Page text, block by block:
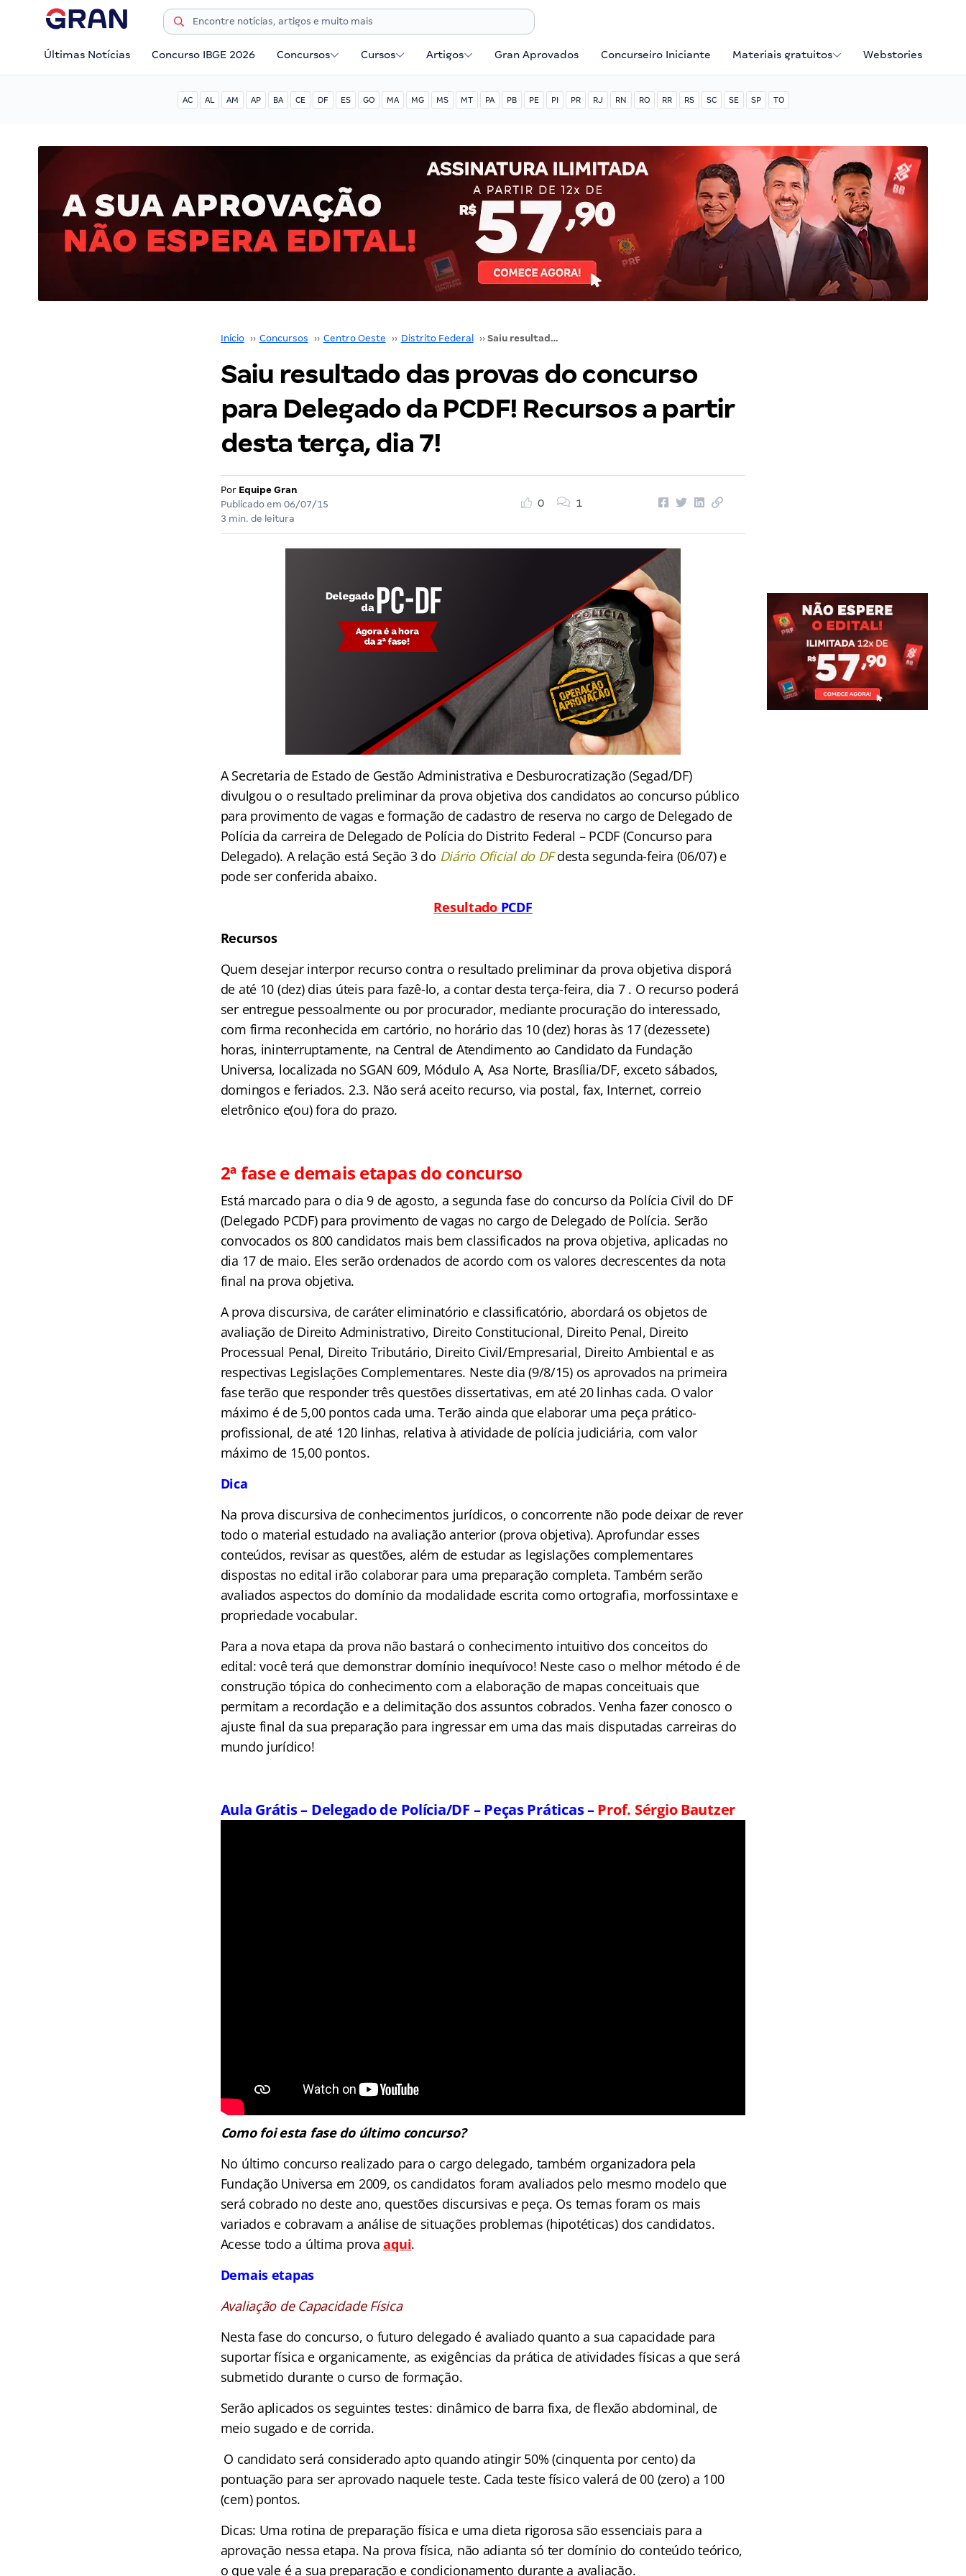
Últimas Notícias Concurso IBGE 2026 Concursos Cursos Artigos Gran Aprovados Concurseiro Iniciante Materiais gratuitos Webstories
AC AL AM AP BA CE DF ES GO MA MG MS MT PA PB PE PI PR RJ RN RO RR RS SC SE SP TO
Início ›› Concursos ›› Centro Oeste ›› Distrito Federal ›› Saiu resultado das provas do concurso para Delegado da PCDF! Recursos a partir desta terça, dia 7!
Saiu resultado das provas do concurso
para Delegado da PCDF! Recursos a partir
desta terça, dia 7!
Por Equipe Gran
Publicado em 06/07/15
3 min. de leitura
0 1
A Secretaria de Estado de Gestão Administrativa e Desburocratização (Segad/DF)
divulgou o o resultado preliminar da prova objetiva dos candidatos ao concurso público
para provimento de vagas e formação de cadastro de reserva no cargo de Delegado de
Polícia da carreira de Delegado de Polícia do Distrito Federal – PCDF (Concurso para
Delegado). A relação está Seção 3 do Diário Oficial do DF desta segunda-feira (06/07) e
pode ser conferida abaixo.
ResultadoPCDF
Recursos
Quem desejar interpor recurso contra o resultado preliminar da prova objetiva disporá
de até 10 (dez) dias úteis para fazê-lo, a contar desta terça-feira, dia 7 . O recurso poderá
ser entregue pessoalmente ou por procurador, mediante procuração do interessado,
com firma reconhecida em cartório, no horário das 10 (dez) horas às 17 (dezessete)
horas, ininterruptamente, na Central de Atendimento ao Candidato da Fundação
Universa, localizada no SGAN 609, Módulo A, Asa Norte, Brasília/DF, exceto sábados,
domingos e feriados. 2.3. Não será aceito recurso, via postal, fax, Internet, correio
eletrônico e(ou) fora do prazo.
2ª fase e demais etapas do concurso
Está marcado para o dia 9 de agosto, a segunda fase do concurso da Polícia Civil do DF
(Delegado PCDF) para provimento de vagas no cargo de Delegado de Polícia. Serão
convocados os 800 candidatos mais bem classificados na prova objetiva, aplicadas no
dia 17 de maio. Eles serão ordenados de acordo com os valores decrescentes da nota
final na prova objetiva.
A prova discursiva, de caráter eliminatório e classificatório, abordará os objetos de
avaliação de Direito Administrativo, Direito Constitucional, Direito Penal, Direito
Processual Penal, Direito Tributário, Direito Civil/Empresarial, Direito Ambiental e as
respectivas Legislações Complementares. Neste dia (9/8/15) os aprovados na primeira
fase terão que responder três questões dissertativas, em até 20 linhas cada. O valor
máximo é de 5,00 pontos cada uma. Terão ainda que elaborar uma peça prático-
profissional, de até 120 linhas, relativa à atividade de polícia judiciária, com valor
máximo de 15,00 pontos.
Dica
Na prova discursiva de conhecimentos jurídicos, o concorrente não pode deixar de rever
todo o material estudado na avaliação anterior (prova objetiva). Aprofundar esses
conteúdos, revisar as questões, além de estudar as legislações complementares
dispostas no edital irão colaborar para uma preparação completa. Também serão
avaliados aspectos do domínio da modalidade escrita como ortografia, morfossintaxe e
propriedade vocabular.
Para a nova etapa da prova não bastará o conhecimento intuitivo dos conceitos do
edital: você terá que demonstrar domínio inequívoco! Neste caso o melhor método é de
construção tópica do conhecimento com a elaboração de mapas conceituais que
permitam a recordação e a delimitação dos assuntos cobrados. Venha fazer conosco o
ajuste final da sua preparação para ingressar em uma das mais disputadas carreiras do
mundo jurídico!
Aula Grátis – Delegado de Polícia/DF – Peças Práticas –Prof. Sérgio Bautzer
Como foi esta fase do último concurso?
No último concurso realizado para o cargo delegado, também organizadora pela
Fundação Universa em 2009, os candidatos foram avaliados pelo mesmo modelo que
será cobrado no deste ano, questões discursivas e peça. Os temas foram os mais
variados e cobravam a análise de situações problemas (hipotéticas) dos candidatos.
Acesse todo a última prova aqui.
Demais etapas
Avaliação de Capacidade Física
Nesta fase do concurso, o futuro delegado é avaliado quanto a sua capacidade para
suportar física e organicamente, as exigências da prática de atividades físicas a que será
submetido durante o curso de formação.
Serão aplicados os seguintes testes: dinâmico de barra fixa, de flexão abdominal, de
meio sugado e de corrida.
O candidato será considerado apto quando atingir 50% (cinquenta por cento) da
pontuação para ser aprovado naquele teste. Cada teste físico valerá de 00 (zero) a 100
(cem) pontos.
Dicas: Uma rotina de preparação física e uma dieta rigorosa são essenciais para a
aprovação nessa etapa. Na prova física, não adianta só ter domínio do conteúdo teórico,
o que vale é a sua preparação e condicionamento durante a avaliação.